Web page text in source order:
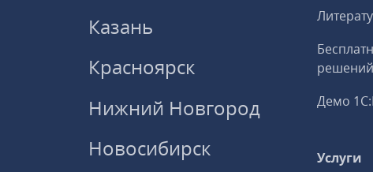
Казань
Красноярск
Нижний Новгород
Новосибирск
решений
Демо
Услуги